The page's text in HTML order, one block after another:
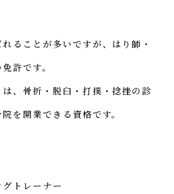
れることが多いですが、はり師・
許です。
は、骨折・脱臼・打撲・捻挫の診
を開業できる資格です。
トレーナー